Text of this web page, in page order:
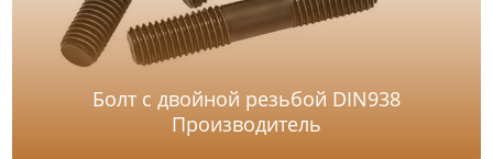
Болт с двойной резьбой DIN938
Производитель